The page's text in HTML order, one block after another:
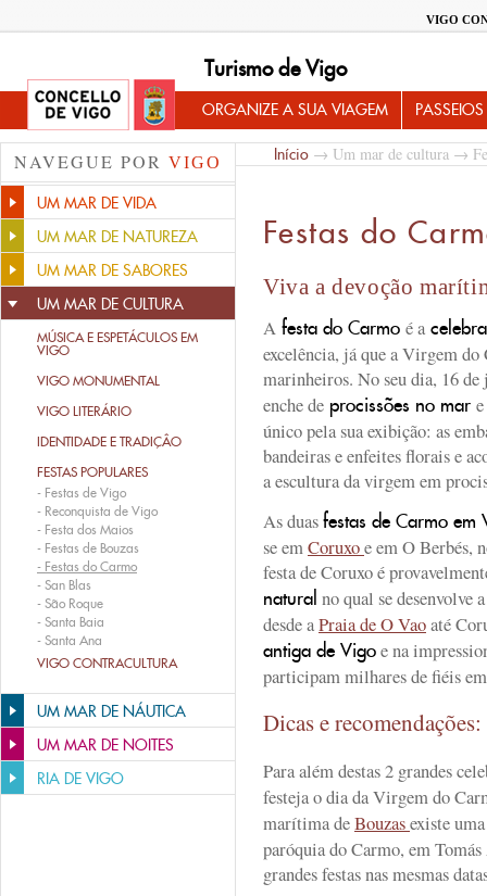
VIGO
Turismo de Vigo
ORGANIZE A SUA VIAGEM
NAVEGUE POR VIGO
UM MAR DE VIDA
UM MAR DE NATUREZA
UM MAR DE SABORES
UM MAR DE CULTURA
MÚSICA E ESPETÁCULOS EM
VIGO
VIGO MONUMENTAL
VIGO LITERÁRIO
IDENTIDADE E TRADIÇÂO
FESTAS POPULARES
- Festas de Vigo
- Reconquista de Vigo
- Festa dos Maios
- Festas de Bouzas
- Festas do Carmo
- San Blas
- São Roque
- Santa Baia
- Santa Ana
VIGO CONTRACULTURA
UM MAR DE NÁUTICA
UM MAR DE NOITES
RIA DE VIGO
Início → Um mar de cultura →
Festas do
Viva a devoção
A festa do Carmo é a
excelência, já que a Virgem do
marinheiros. No seu dia, 16 de
enche de procissões no mar
único pela sua exibição: as
bandeiras e enfeites florais e
a escultura da virgem em
As duasfestas de Carmo em
se emCoruxoe em O Berbés,
festa de Coruxo é
natural no qual se desenvolve
desde aPraia de O Vaoaté
antiga de Vigoe na
participam milhares de fiéis
Dicas e
Para além destas 2 grandes
festeja o dia da Virgem do
marítima deBouzasexiste
paróquia do Carmo, em
grandes festas nas mesmas